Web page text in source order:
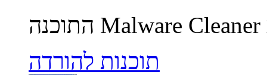
תוכנות להורדה